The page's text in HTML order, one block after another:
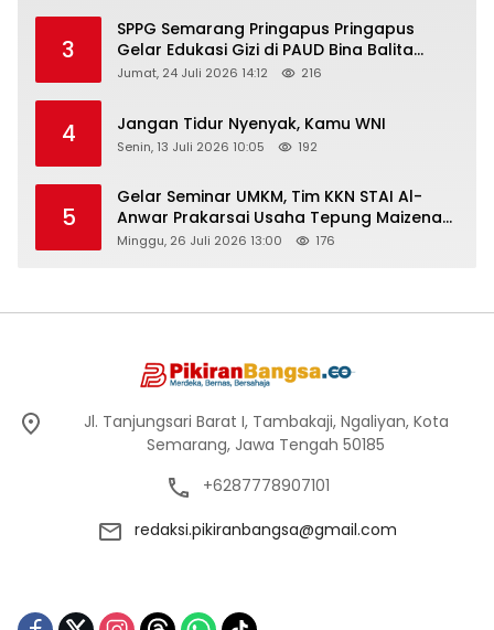
3
SPPG Semarang Pringapus Pringapus
Gelar Edukasi Gizi di PAUD Bina Balita
Peringati Hari Anak Nasional 2026
Jumat, 24 Juli 2026 14:12 216
4 Jangan Tidur Nyenyak, Kamu WNI
Senin, 13 Juli 2026 10:05 192
5
Gelar Seminar UMKM, Tim KKN STAI Al-
Anwar Prakarsai Usaha Tepung Maizena
di Logung
Minggu, 26 Juli 2026 13:00 176
Jl. Tanjungsari Barat I, Tambakaji, Ngaliyan, Kota
Semarang, Jawa Tengah 50185
+6287778907101
redaksi.pikiranbangsa@gmail.com